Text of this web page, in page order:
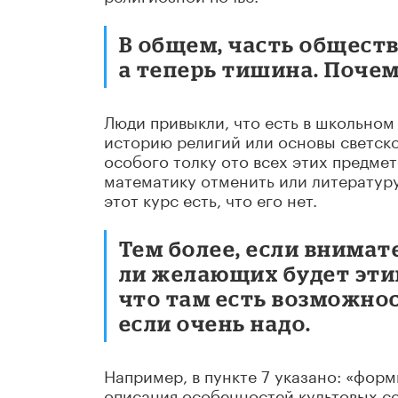
В общем, часть
а теперь тишина.
Люди привыкли, что есть в
историю религий или основы
особого толку ото всех этих
математику отменить или
этот курс есть, что его нет.
Тем более, если
ли желающих будет
что там есть
если очень надо.
Например, в пункте 7 указано: